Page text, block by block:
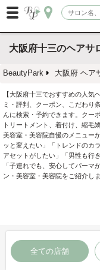
大阪府十三のヘアサ
BeautyPark 大阪府 ヘア
【大阪府十三でおすすめの人気
ミ・評判、クーポン、こだわり
んに検索・予約できます。クー
トリートメント、着付け、縮毛
美容室・美容院自慢のメニュー
ッと変えたい」「トレンドのカ
アセットがしたい」「男性も行
「子連れでも、安心してパーマ
ン・美容室・美容院をご紹介しま
全ての店舗